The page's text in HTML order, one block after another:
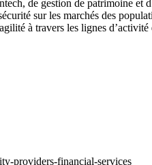
de gestion de patrimoine et
sur les marchés des
à travers les lignes
providers-financial-services